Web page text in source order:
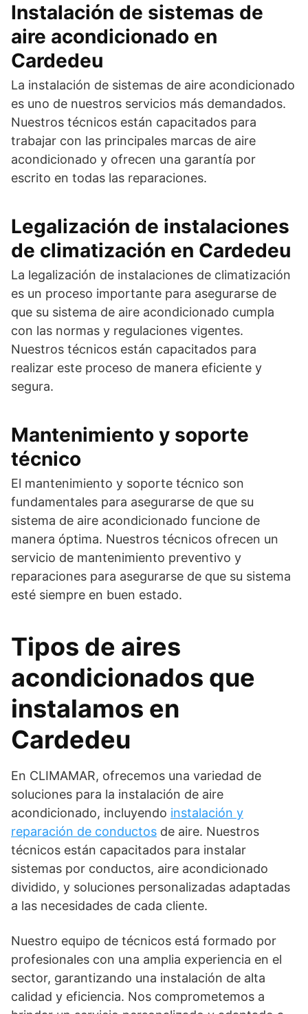
Instalación de sistemas de
aire acondicionado en
Cardedeu
La instalación de sistemas de aire acondicionado
es uno de nuestros servicios más demandados.
Nuestros técnicos están capacitados para
trabajar con las principales marcas de aire
acondicionado y ofrecen una garantía por
escrito en todas las reparaciones.
Legalización de instalaciones
de climatización en Cardedeu
La legalización de instalaciones de climatización
es un proceso importante para asegurarse de
que su sistema de aire acondicionado cumpla
con las normas y regulaciones vigentes.
Nuestros técnicos están capacitados para
realizar este proceso de manera eficiente y
segura.
Mantenimiento y soporte
técnico
El mantenimiento y soporte técnico son
fundamentales para asegurarse de que su
sistema de aire acondicionado funcione de
manera óptima. Nuestros técnicos ofrecen un
servicio de mantenimiento preventivo y
reparaciones para asegurarse de que su sistema
esté siempre en buen estado.
Tipos de aires
acondicionados que
instalamos en
Cardedeu
En CLIMAMAR, ofrecemos una variedad de
soluciones para la instalación de aire
acondicionado, incluyendo instalación y
reparación de conductos de aire. Nuestros
técnicos están capacitados para instalar
sistemas por conductos, aire acondicionado
dividido, y soluciones personalizadas adaptadas
a las necesidades de cada cliente.
Nuestro equipo de técnicos está formado por
profesionales con una amplia experiencia en el
sector, garantizando una instalación de alta
calidad y eficiencia. Nos comprometemos a